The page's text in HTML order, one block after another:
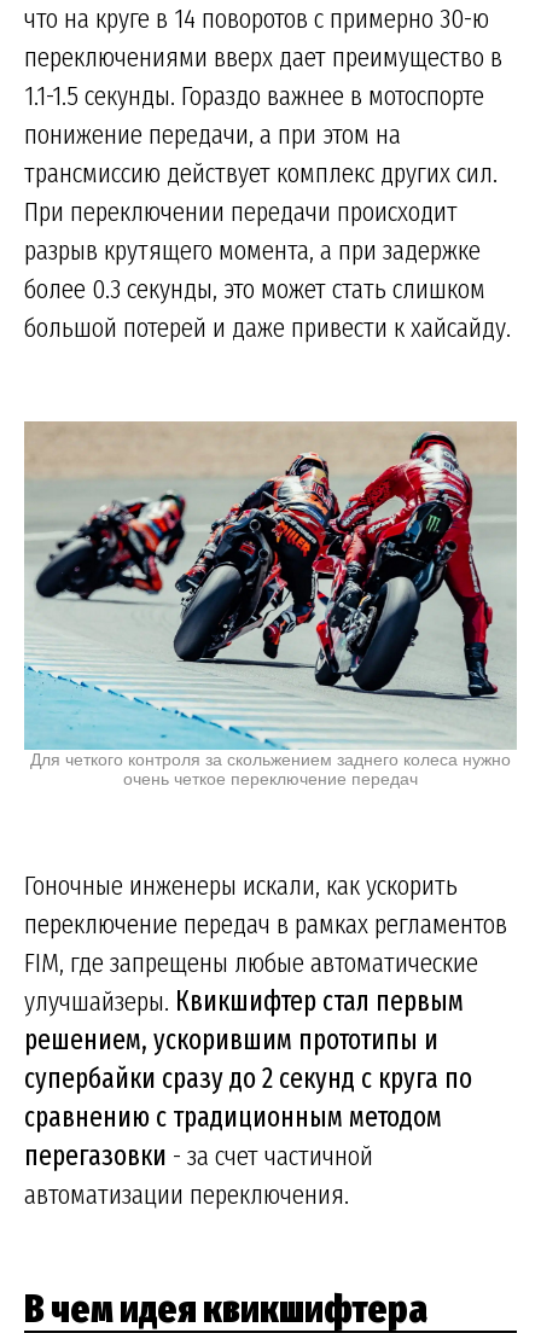
что на круге в 14 поворотов с примерно 30-ю
переключениями вверх дает преимущество в
1.1-1.5 секунды. Гораздо важнее в мотоспорте
понижение передачи, а при этом на
трансмиссию действует комплекс других сил.
При переключении передачи происходит
разрыв крутящего момента, а при задержке
более 0.3 секунды, это может стать слишком
большой потерей и даже привести к хайсайду.
Для четкого контроля за скольжением заднего колеса нужно
очень четкое переключение передач
Гоночные инженеры искали, как ускорить
переключение передач в рамках регламентов
FIM, где запрещены любые автоматические
улучшайзеры. Квикшифтер стал первым
решением, ускорившим прототипы и
супербайки сразу до 2 секунд с круга по
сравнению с традиционным методом
перегазовки - за счет частичной
автоматизации переключения.
В чем идея квикшифтера